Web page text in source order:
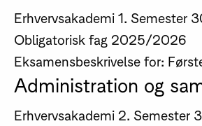
Erhvervsakademi 1. Semester
Obligatorisk fag 2025/2026
Eksamensbeskrivelse for:
Administration og
Erhvervsakademi 2. Semester